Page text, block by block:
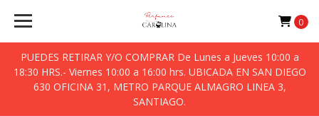
PUEDES RETIRAR Y/O COMPRAR De Lunes a Jueves 10:00 a
18:30 HRS.- Viernes 10:00 a 16:00 hrs. UBICADA EN SAN DIEGO
630 OFICINA 31, METRO PARQUE ALMAGRO LINEA 3,
SANTIAGO.
0